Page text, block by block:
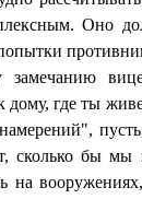
Оно
дому, где ты
сколько бы мы
на